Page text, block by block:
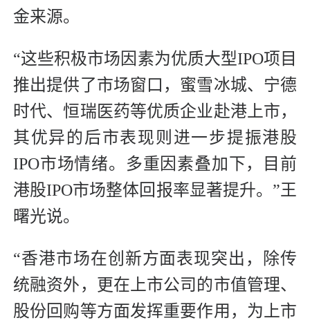
金来源。
“这些积极市场因素为优质大型IPO项目
推出提供了市场窗口，蜜雪冰城、宁德
时代、恒瑞医药等优质企业赴港上市，
其优异的后市表现则进一步提振港股
IPO市场情绪。多重因素叠加下，目前
港股IPO市场整体回报率显著提升。”王
曙光说。
“香港市场在创新方面表现突出，除传
统融资外，更在上市公司的市值管理、
股份回购等方面发挥重要作用，为上市